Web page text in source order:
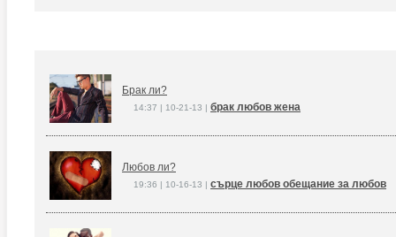
Брак ли?
14:37 | 10-21-13 | брак любов жена
Любов ли?
19:36 | 10-16-13 | сърце любов обещание за любов